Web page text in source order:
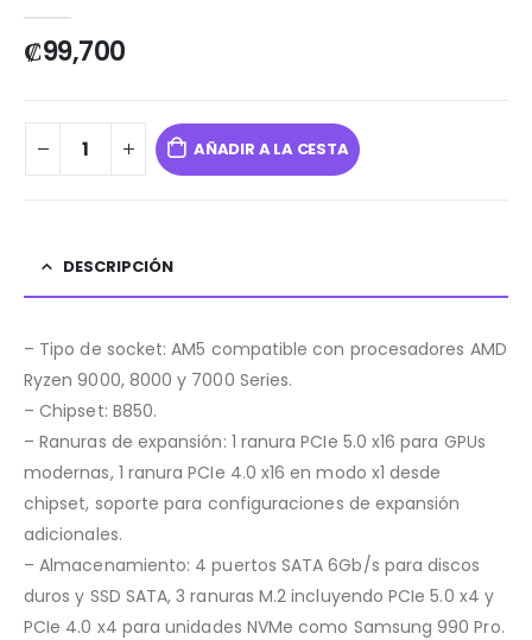
₡99,700
AÑADIR A LA CESTA
DESCRIPCIÓN
– Tipo de socket: AM5 compatible con procesadores AMD
Ryzen 9000, 8000 y 7000 Series.
– Chipset: B850.
– Ranuras de expansión: 1 ranura PCIe 5.0 x16 para GPUs
modernas, 1 ranura PCIe 4.0 x16 en modo x1 desde
chipset, soporte para configuraciones de expansión
adicionales.
– Almacenamiento: 4 puertos SATA 6Gb/s para discos
duros y SSD SATA, 3 ranuras M.2 incluyendo PCIe 5.0 x4 y
PCIe 4.0 x4 para unidades NVMe como Samsung 990 Pro.